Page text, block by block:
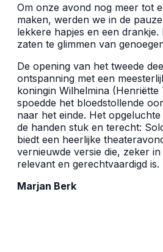
Om onze avond nog meer tot
maken, werden we in de
lekkere hapjes en een drankje.
zaten te glimmen van
De opening van het tweede
ontspanning met een
koningin Wilhelmina
spoedde het bloedstollende
naar het einde. Het
de handen stuk en terecht:
biedt een heerlijke
vernieuwde versie die, zeker
relevant en gerechtvaardigd is.
Marjan Berk